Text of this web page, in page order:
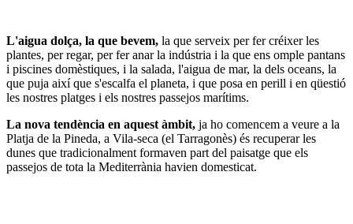
L'aigua dolça, la que bevem, la que serveix per fer créixer les
plantes, per regar, per fer anar la indústria i la que ens omple pantans
i piscines domèstiques, i la salada, l'aigua de mar, la dels oceans, la
que puja així que s'escalfa el planeta, i que posa en perill i en qüestió
les nostres platges i els nostres passejos marítims.
La nova tendència en aquest àmbit, ja ho comencem a veure a la
Platja de la Pineda, a Vila-seca (el Tarragonès) és recuperar les
dunes que tradicionalment formaven part del paisatge que els
passejos de tota la Mediterrània havien domesticat.